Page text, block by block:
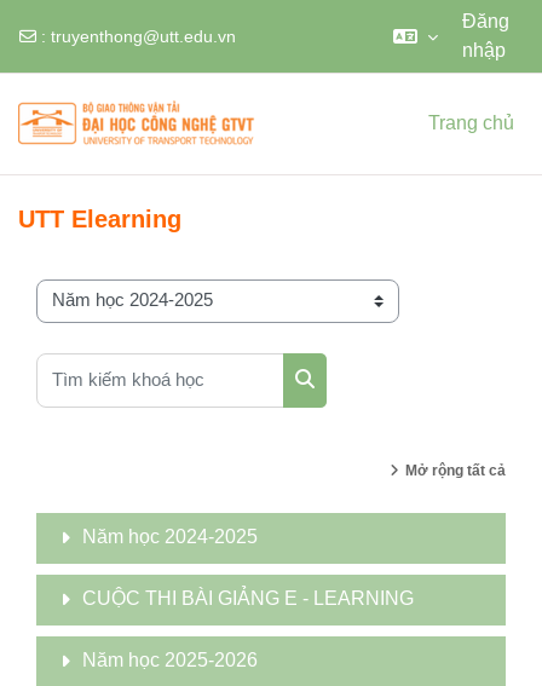
: truyenthong@utt.edu.vn
Đăng
nhập
Trang chủ
UTT Elearning
Danh mục khoá học
Tìm kiếm khoá học
Tìm kiếm khoá học
Mở rộng tất cả
Năm học 2024-2025
CUỘC THI BÀI GIẢNG E - LEARNING
Năm học 2025-2026